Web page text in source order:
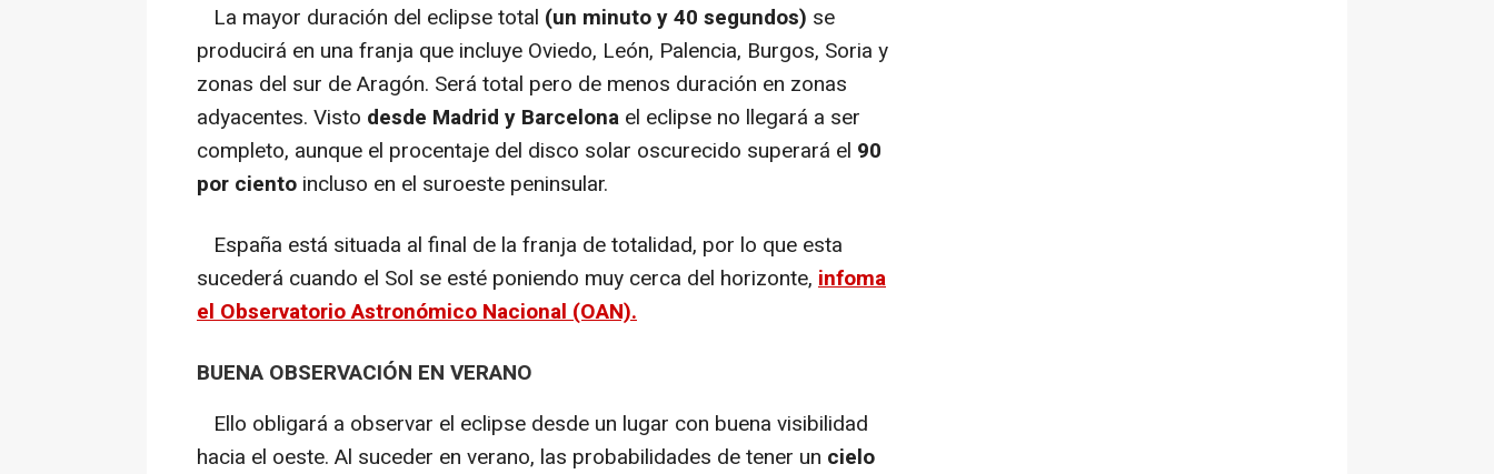
La mayor duración del eclipse total (un minuto y 40 segundos) se
producirá en una franja que incluye Oviedo, León, Palencia, Burgos, Soria y
zonas del sur de Aragón. Será total pero de menos duración en zonas
adyacentes. Visto desde Madrid y Barcelona el eclipse no llegará a ser
completo, aunque el procentaje del disco solar oscurecido superará el 90
por ciento incluso en el suroeste peninsular.
España está situada al final de la franja de totalidad, por lo que esta
sucederá cuando el Sol se esté poniendo muy cerca del horizonte, infoma
el Observatorio Astronómico Nacional (OAN).
BUENA OBSERVACIÓN EN VERANO
Ello obligará a observar el eclipse desde un lugar con buena visibilidad
hacia el oeste. Al suceder en verano, las probabilidades de tener un cielo